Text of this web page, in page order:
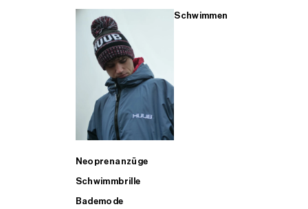
Schwimmen
Neoprenanzüge
Schwimmbrille
Bademode